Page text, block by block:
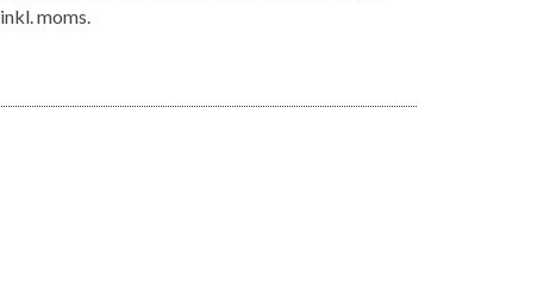
inkl. moms.